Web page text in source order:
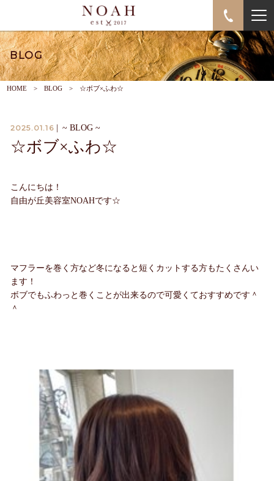
BLOG
HOME BLOG ☆ボブ×ふわ☆
2025.01.16| ~ BLOG ~
☆ボブ×ふわ☆
こんにちは！
自由が丘美容室NOAHです☆
マフラーを巻く方など冬になると短くカットする方もたくさんい
ます！
ボブでもふわっと巻くことが出来るので可愛くておすすめです＾
＾